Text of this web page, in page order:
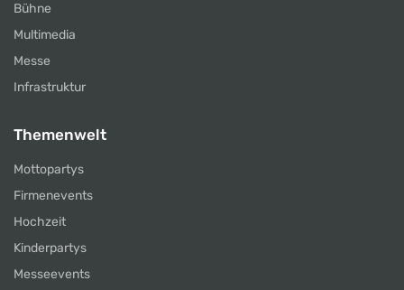
Bühne
Multimedia
Messe
Infrastruktur
Themenwelt
Mottopartys
Firmenevents
Hochzeit
Kinderpartys
Messeevents